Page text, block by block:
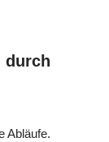
durch
Abläufe.